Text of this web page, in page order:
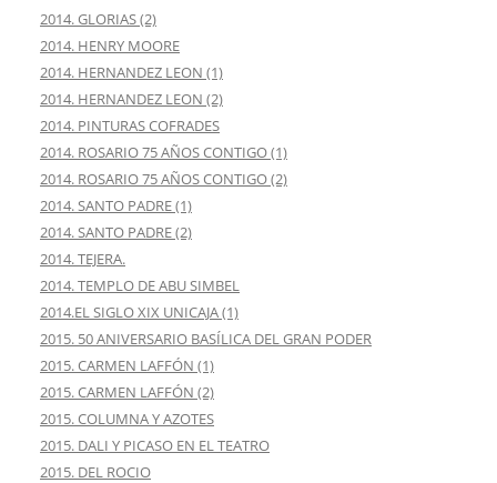
2014. GLORIAS (2)
2014. HENRY MOORE
2014. HERNANDEZ LEON (1)
2014. HERNANDEZ LEON (2)
2014. PINTURAS COFRADES
2014. ROSARIO 75 AÑOS CONTIGO (1)
2014. ROSARIO 75 AÑOS CONTIGO (2)
2014. SANTO PADRE (1)
2014. SANTO PADRE (2)
2014. TEJERA.
2014. TEMPLO DE ABU SIMBEL
2014.EL SIGLO XIX UNICAJA (1)
2015. 50 ANIVERSARIO BASÍLICA DEL GRAN PODER
2015. CARMEN LAFFÓN (1)
2015. CARMEN LAFFÓN (2)
2015. COLUMNA Y AZOTES
2015. DALI Y PICASO EN EL TEATRO
2015. DEL ROCIO